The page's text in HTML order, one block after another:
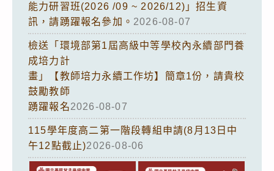
能力研習班(2026 /09 ~ 2026/12)」招生資
訊，請踴躍報名參加。 2026-08-07
檢送「環境部第1屆高級中等學校內永續部門養
成培力計
畫」【教師培力永續工作坊】簡章1份，請貴校
鼓勵教師
踴躍報名2026-08-07
115學年度高二第一階段轉組申請(8月13日中
午12點截止)2026-08-06